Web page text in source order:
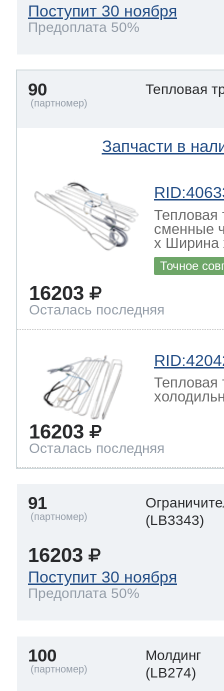
Поступит 30 ноября
Предоплата 50%
90 Тепловая
Запчасти в
Тепловая
сменные
х Ширина
Точное
16203
Осталась последняя
Тепловая
16203
Осталась последняя
91
(LB3343)
16203
Поступит 30 ноября
Предоплата 50%
100
Молдинг
(LB274)